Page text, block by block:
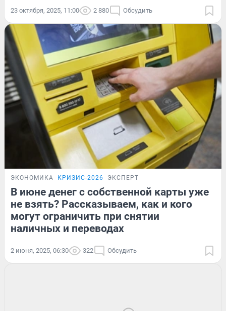
23 октября, 2025, 11:00 2 880 Обсудить
ЭКОНОМИКА КРИЗИС-2026 ЭКСПЕРТ
В июне денег с собственной карты уже
не взять? Рассказываем, как и кого
могут ограничить при снятии
наличных и переводах
2 июня, 2025, 06:30 322 Обсудить